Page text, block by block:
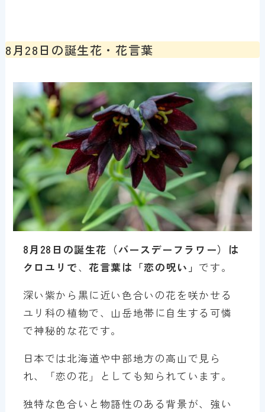
8月28日の誕生花・花言葉
8月28 日の誕生花（バースデーフラワー）は
クロユリ で、花言葉は「恋の呪い 」 です。
深い紫から黒に近い色合いの花を咲かせる
ユリ科の植物で、山岳地帯に自生する可憐
で神秘的な花です。
日本では北海道や中部地方の高山で見ら
れ、「恋の花」としても知られています。
独特な色合いと物語性のある背景が、強い